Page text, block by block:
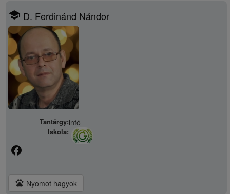
school D. Ferdinánd Nándor
Tantárgy:infó
Iskola:
facebook
pets Nyomot hagyok